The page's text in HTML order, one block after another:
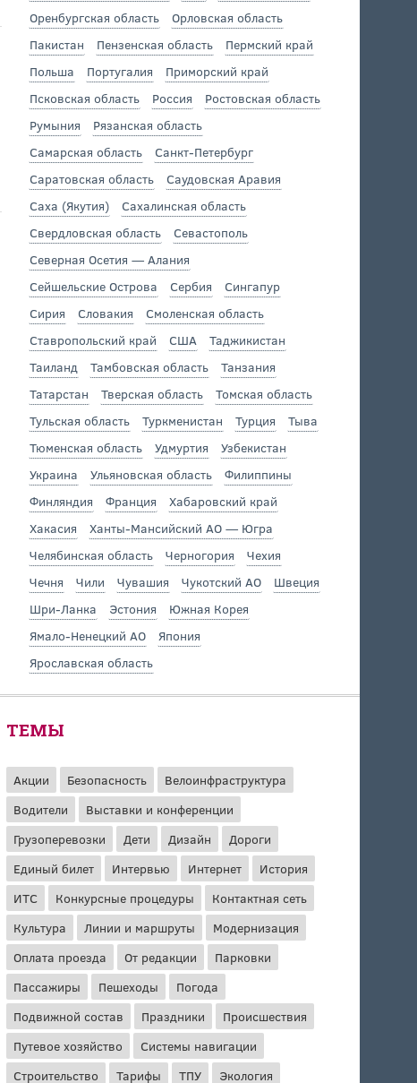
Оренбургская область
Орловская область
Пакистан
Пензенская область
Пермский край
Польша
Португалия
Приморский край
Псковская область
Россия
Ростовская область
Румыния
Рязанская область
Самарская область
Санкт-Петербург
Саратовская область
Саудовская Аравия
Саха (Якутия)
Сахалинская область
Свердловская область
Севастополь
Северная Осетия — Алания
Сейшельские Острова
Сербия
Сингапур
Сирия
Словакия
Смоленская область
Ставропольский край
США
Таджикистан
Таиланд
Тамбовская область
Танзания
Татарстан
Тверская область
Томская область
Тульская область
Туркменистан Турция
Тыва
Тюменская область
Удмуртия
Узбекистан
Украина
Ульяновская область
Филиппины
Финляндия
Франция
Хабаровский край
Хакасия
Ханты-Мансийский АО — Югра
Челябинская область
Черногория
Чехия
Чечня
Чили Чувашия Чукотский АО
Швеция
Шри-Ланка
Эстония
Южная Корея
Ямало-Ненецкий АО
Япония
Ярославская область
ТЕМЫ
Акции Безопасность
Велоинфраструктура
Водители
Выставки и конференции
Грузоперевозки
Дети Дизайн
Дороги
Единый билет
Интервью Интернет
История
ИТС
Конкурсные процедуры
Контактная сеть
Культура
Линии и маршруты
Модернизация
Оплата проезда
От редакции
Парковки
Пассажиры
Пешеходы
Погода
Подвижной состав
Праздники
Происшествия
Путевое хозяйство
Системы навигации
Строительство
Тарифы ТПУ Экология